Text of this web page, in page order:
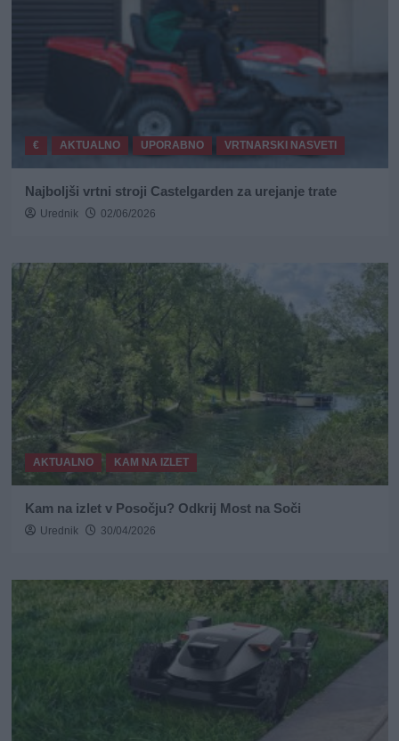
€ AKTUALNO UPORABNO VRTNARSKI NASVETI
Najboljši vrtni stroji Castelgarden za urejanje trate
Urednik 02/06/2026
AKTUALNO KAM NA IZLET
Kam na izlet v Posočju? Odkrij Most na Soči
Urednik 30/04/2026